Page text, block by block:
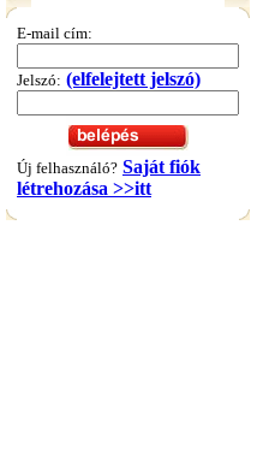
320,-Ft
---------
E-mail cím:
Jelszó: (elfelejtett jelszó)
Új felhasználó? Saját fiók
létrehozása >>itt